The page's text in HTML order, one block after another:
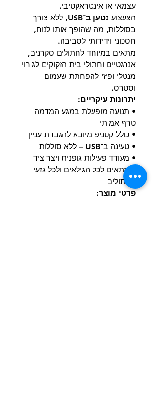
עצמאי או אינטראקטיבי.
הצעצוע נטען ב־USB
, ללא צורך
בסוללות, מה שהופך אותו לנוח,
חסכוני וידידותי לסביבה.
מתאים במיוחד לחתולים סקרנים,
אנרגטיים וחתולי בית הזקוקים לגירוי
מנטלי ופיזי להפחתת שעמום
וסטרס.
יתרונות עיקריים:
• תנועה מופעלת במגע המדמה
טרף אמיתי
• כולל קטניפ מיובא להגברת עניין
• טעינה ב־USB – ללא סוללות
• מעודד פעילות גופנית ויצר ציד
• מתאים לכל הגילאים ולכל גזעי
החתולים
פרטי מוצר: